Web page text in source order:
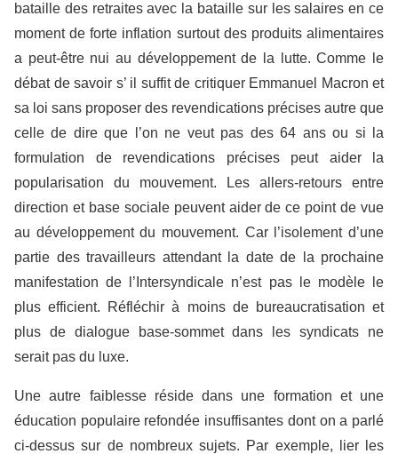
bataille des retraites avec la bataille sur les salaires en ce
moment de forte inflation surtout des produits alimentaires
a peut-être nui au développement de la lutte. Comme le
débat de savoir s’ il suffit de critiquer Emmanuel Macron et
sa loi sans proposer des revendications précises autre que
celle de dire que l’on ne veut pas des 64 ans ou si la
formulation de revendications précises peut aider la
popularisation du mouvement. Les allers-retours entre
direction et base sociale peuvent aider de ce point de vue
au développement du mouvement. Car l’isolement d’une
partie des travailleurs attendant la date de la prochaine
manifestation de l’Intersyndicale n’est pas le modèle le
plus efficient. Réfléchir à moins de bureaucratisation et
plus de dialogue base-sommet dans les syndicats ne
serait pas du luxe.
Une autre faiblesse réside dans une formation et une
éducation populaire refondée insuffisantes dont on a parlé
ci-dessus sur de nombreux sujets. Par exemple, lier les